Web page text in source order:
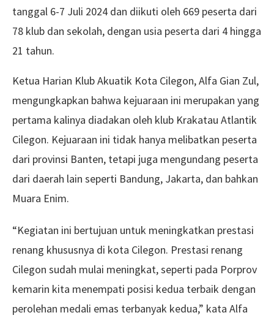
tanggal 6-7 Juli 2024 dan diikuti oleh 669 peserta dari
78 klub dan sekolah, dengan usia peserta dari 4 hingga
21 tahun.
Ketua Harian Klub Akuatik Kota Cilegon, Alfa Gian Zul,
mengungkapkan bahwa kejuaraan ini merupakan yang
pertama kalinya diadakan oleh klub Krakatau Atlantik
Cilegon. Kejuaraan ini tidak hanya melibatkan peserta
dari provinsi Banten, tetapi juga mengundang peserta
dari daerah lain seperti Bandung, Jakarta, dan bahkan
Muara Enim.
“Kegiatan ini bertujuan untuk meningkatkan prestasi
renang khususnya di kota Cilegon. Prestasi renang
Cilegon sudah mulai meningkat, seperti pada Porprov
kemarin kita menempati posisi kedua terbaik dengan
perolehan medali emas terbanyak kedua,” kata Alfa